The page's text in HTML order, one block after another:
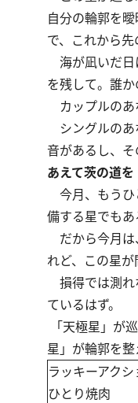
自分の輪郭を
で、これから先
海が凪いだ日
を残して。誰
カップルのあ
シングルのあ
音があるし、そ
あえて茨の道を
今月、もうひ
備する星でもあ
だから今月は
れど、この星
損得では測れ
ているはず。
「天極星」が
星」が輪郭を
ラッキーアクシ
ひとり焼肉